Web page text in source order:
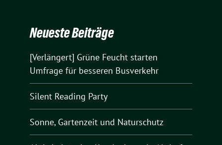
Neueste Beiträge
[Verlängert] Grüne Feucht starten
Umfrage für besseren Busverkehr
Silent Reading Party
Sonne, Gartenzeit und Naturschutz